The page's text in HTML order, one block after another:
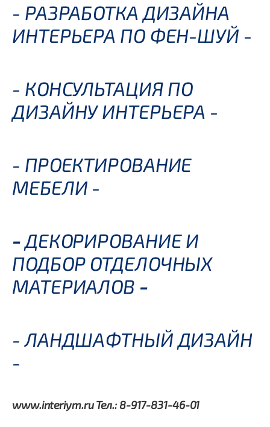
- РАЗРАБОТКА ДИЗАЙНА
ИНТЕРЬЕРА ПО ФЕН-ШУЙ -
- КОНСУЛЬТАЦИЯ ПО
ДИЗАЙНУ ИНТЕРЬЕРА -
- ПРОЕКТИРОВАНИЕ
МЕБЕЛИ -
-ДЕКОРИРОВАНИЕ И
ПОДБОР ОТДЕЛОЧНЫХ
МАТЕРИАЛОВ -
- ЛАНДШАФТНЫЙ ДИЗАЙН
-
www.interiym.ru Тел.: 8-917-831-46-01